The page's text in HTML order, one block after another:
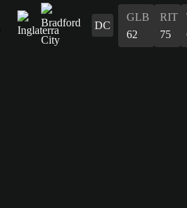
DC
GLB
62
RIT
75